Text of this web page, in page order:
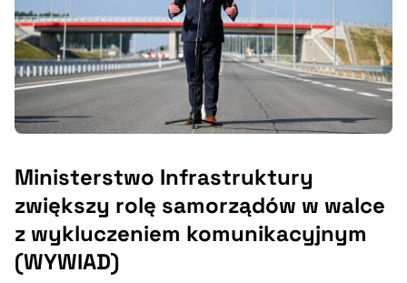
Ministerstwo Infrastruktury
zwiększy rolę samorządów w walce
z wykluczeniem komunikacyjnym
(WYWIAD)